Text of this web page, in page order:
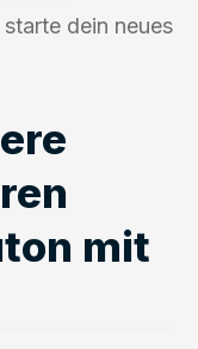
dein neues
mit